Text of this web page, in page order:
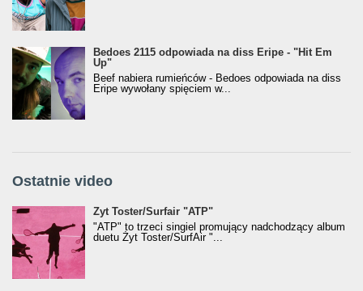
Bedoes 2115 odpowiada na diss Eripe - "Hit Em
Up"
Beef nabiera rumieńców - Bedoes odpowiada na diss
Eripe wywołany spięciem w...
Ostatnie video
Żyt Toster/SurfAir - ATP VIDEO
Żyt Toster/Surfair "ATP"
"ATP" to trzeci singiel promujący nadchodzący album
duetu Żyt Toster/SurfAir "...